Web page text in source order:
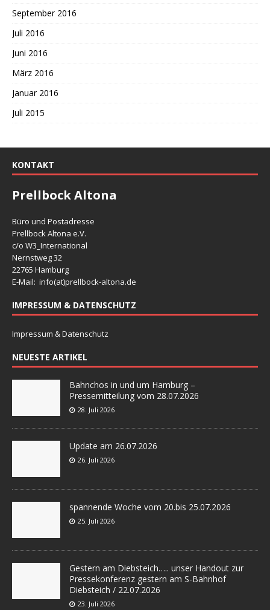
September 2016
Juli 2016
Juni 2016
März 2016
Januar 2016
Juli 2015
KONTAKT
Prellbock Altona
Büro und Postadresse
Prellbock Altona e.V.
c/o W3_International
Nernstweg 32
22765 Hamburg
E-Mail: info(at)prellbock-altona.de
IMPRESSUM & DATENSCHUTZ
Impressum & Datenschutz
NEUESTE ARTIKEL
Bahnchos in und um Hamburg –
Pressemitteilung vom 28.07.2026
28. Juli 2026
Update am 26.07.2026
26. Juli 2026
spannende Woche vom 20.bis 25.07.2026
25. Juli 2026
Gestern am Diebsteich….. unser Handout zur
Pressekonferenz gestern am S-Bahnhof
Diebsteich / 22.07.2026
23. Juli 2026